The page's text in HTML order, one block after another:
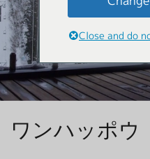
GREEN
貸別荘
アパートメントホテル
Green Season
マウンテンカート
キャニオニング
ラフティング
オファー
コンシェルジュ
HHGについて
HHGについて
ワンハッポウ
Close and do